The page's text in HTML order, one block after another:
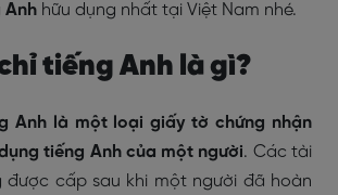
Anh hữu dụng nhất tại Việt Nam nhé.
tiếng Anh là gì?
Anh là một loại giấy tờ chứng nhận
tiếng Anh của một người. Các tài
được cấp sau khi một người đã hoàn